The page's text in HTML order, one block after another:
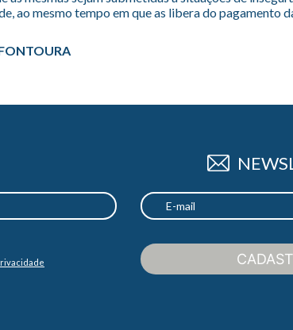
ao mesmo tempo em que as libera do pagamento